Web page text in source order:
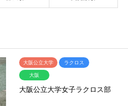
大阪公立大学 ラクロス
大阪
大阪公立大学女子ラクロス部